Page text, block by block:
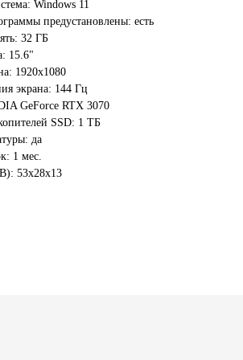
Windows 11
предустановлены: есть
32 ГБ
15.6"
1920x1080
экрана: 144 Гц
GeForce RTX 3070
SSD: 1 ТБ
да
1 мес.
53x28x13